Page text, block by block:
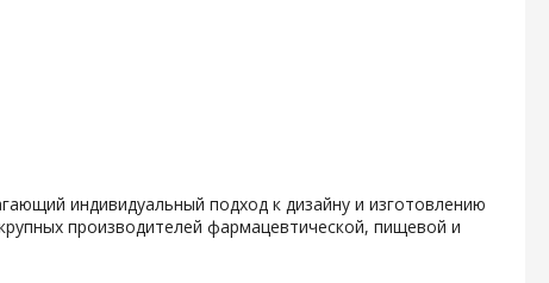
индивидуальный подход к дизайну и изготовлению
производителей фармацевтической, пищевой и